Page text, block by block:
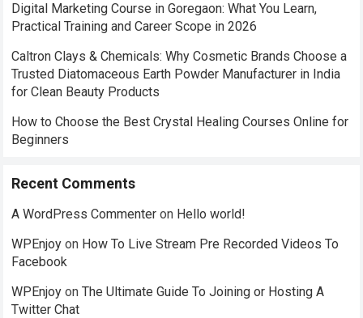
Digital Marketing Course in Goregaon: What You Learn,
Practical Training and Career Scope in 2026
Caltron Clays & Chemicals: Why Cosmetic Brands Choose a
Trusted Diatomaceous Earth Powder Manufacturer in India
for Clean Beauty Products
How to Choose the Best Crystal Healing Courses Online for
Beginners
Recent Comments
A WordPress Commenter on Hello world!
WPEnjoy on How To Live Stream Pre Recorded Videos To
Facebook
WPEnjoy onThe Ultimate Guide To Joining or Hosting A
Twitter Chat